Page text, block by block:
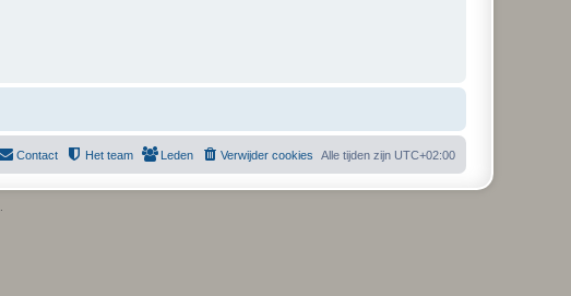
Alle tijden zijn UTC+02:00
Verwijder cookies
Leden
Het team
Contact